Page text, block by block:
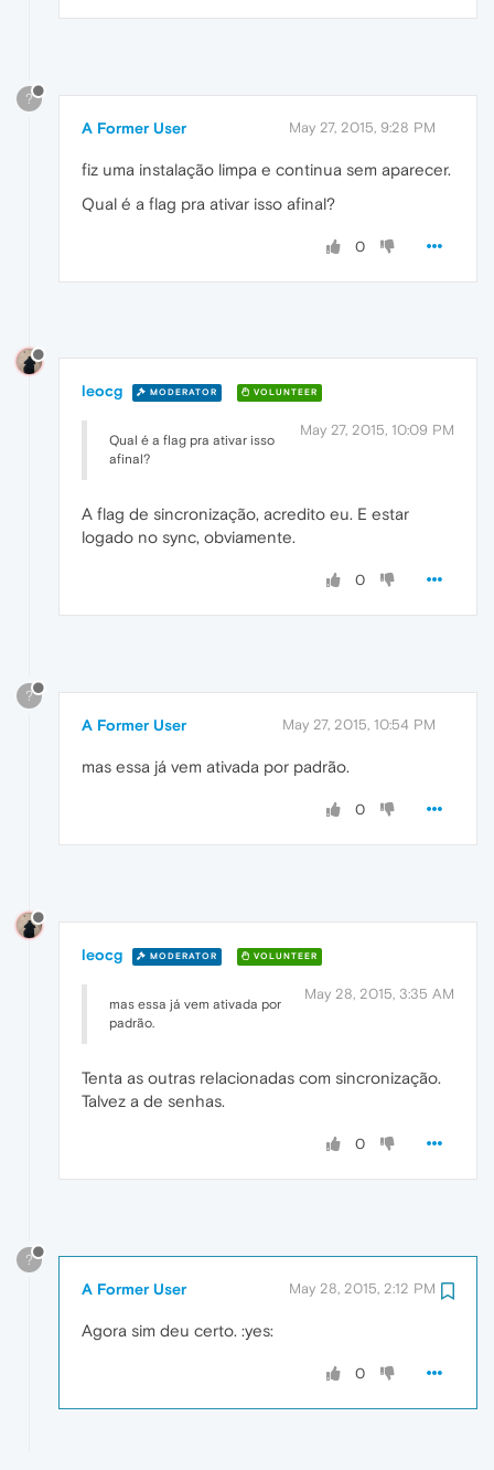
?
A Former User May 27, 2015, 9:28 PM
fiz uma instalação limpa e continua sem aparecer.
Qual é a flag pra ativar isso afinal?
0
leocg MODERATOR VOLUNTEER
May 27, 2015, 10:09 PM
Qual é a flag pra ativar isso
afinal?
A flag de sincronização, acredito eu. E estar
logado no sync, obviamente.
0
?
A Former User May 27, 2015, 10:54 PM
mas essa já vem ativada por padrão.
0
leocg MODERATOR VOLUNTEER
May 28, 2015, 3:35 AM
mas essa já vem ativada por
padrão.
Tenta as outras relacionadas com sincronização.
Talvez a de senhas.
0
?
A Former User May 28, 2015, 2:12 PM
Agora sim deu certo. :yes:
0